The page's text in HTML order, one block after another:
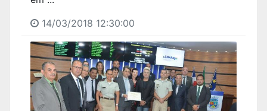
14/03/2018 12:30:00